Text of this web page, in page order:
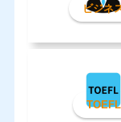
ビジネ
TOEFL